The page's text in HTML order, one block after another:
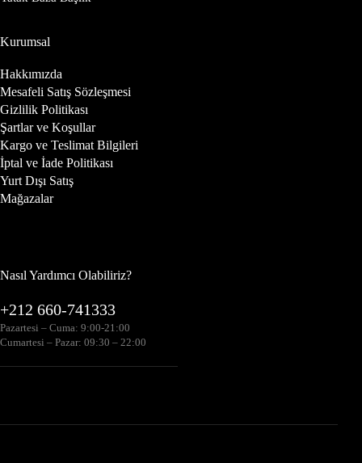
Kurumsal
Hakkımızda
Mesafeli Satış Sözleşmesi
Gizlilik Politikası
Şartlar ve Koşullar
Kargo ve Teslimat Bilgileri
İptal ve İade Politikası
Yurt Dışı Satış
Mağazalar
Nasıl Yardımcı Olabiliriz?
+212 660-741333
Pazartesi – Cuma: 9:00-21:00
Cumartesi – Pazar: 09:30 – 22:00